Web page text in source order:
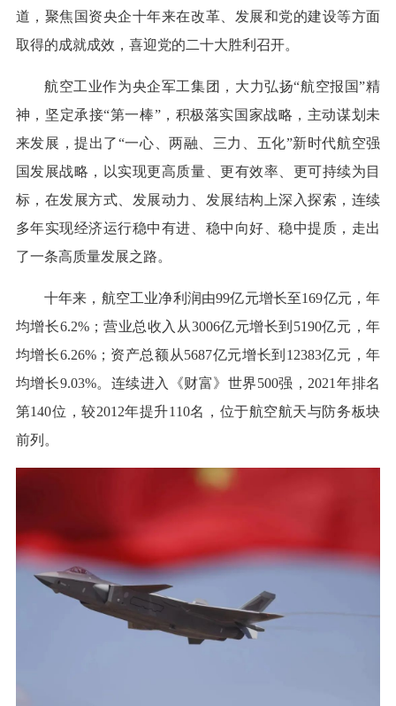
道，聚焦国资央企十年来在改革、发展和党的建设等方面
取得的成就成效，喜迎党的二十大胜利召开。
航空工业作为央企军工集团，大力弘扬“航空报国”精
神，坚定承接“第一棒”，积极落实国家战略，主动谋划未
来发展，提出了“一心、两融、三力、五化”新时代航空强
国发展战略，以实现更高质量、更有效率、更可持续为目
标，在发展方式、发展动力、发展结构上深入探索，连续
多年实现经济运行稳中有进、稳中向好、稳中提质，走出
了一条高质量发展之路。
十年来，航空工业净利润由99亿元增长至169亿元，年
均增长6.2%；营业总收入从3006亿元增长到5190亿元，年
均增长6.26%；资产总额从5687亿元增长到12383亿元，年
均增长9.03%。连续进入《财富》世界500强，2021年排名
第140位，较2012年提升110名，位于航空航天与防务板块
前列。